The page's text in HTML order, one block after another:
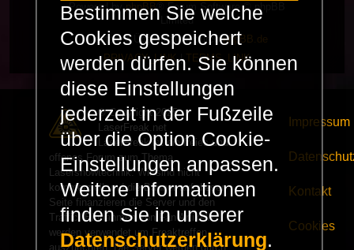
Powered byphpBB® Forum Software © phpBB
Limited
Deutsche Übersetzung durchphpBB.de
PRIVACY_LINK|TERMS_LINK
© Copyright 2025 -
LaserFreak.net
LaserFreak ist ein freies und
offenes Forum zum Thema
Lasershowtechnik. Wir sind nicht
kommerziell und die Banner auf dieser
Seite finanzieren die Server und den
Traffic. Einnahmen von Fan Artikeln
werden verwendet um Freaktreffen
auszurichten. Die Server werden durch
Impressum
Kontakt
Cookies
Bestimmen Sie welche
Cookies gespeichert
werden dürfen. Sie können
diese Einstellungen
jederzeit in der Fußzeile
über die Option Cookie-
Einstellungen anpassen.
Weitere Informationen
finden Sie in unserer
Datenschutzerklärung.